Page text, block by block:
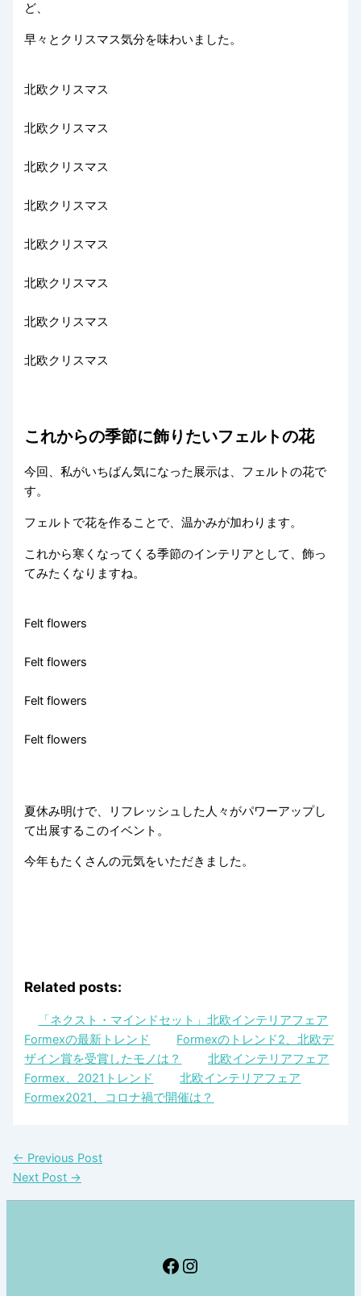
ど、
早々とクリスマス気分を味わいました。
北欧クリスマス
北欧クリスマス
北欧クリスマス
北欧クリスマス
北欧クリスマス
北欧クリスマス
北欧クリスマス
北欧クリスマス
これからの季節に飾りたいフェルトの花
今回、私がいちばん気になった展示は、フェルトの花で
す。
フェルトで花を作ることで、温かみが加わります。
これから寒くなってくる季節のインテリアとして、飾っ
てみたくなりますね。
Felt flowers
Felt flowers
Felt flowers
Felt flowers
夏休み明けで、リフレッシュした人々がパワーアップし
て出展するこのイベント。
今年もたくさんの元気をいただきました。
Related posts:
「ネクスト・マインドセット」北欧インテリアフェア
Formexの最新トレンド
Formexのトレンド2、北欧デ
ザイン賞を受賞したモノは？
北欧インテリアフェア
Formex、2021トレンド
北欧インテリアフェア
Formex2021、コロナ禍で開催は？
← Previous Post
Next Post →
Facebook
Instagram